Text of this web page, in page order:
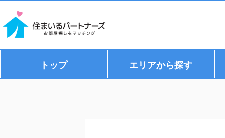
トップ エリアから探す